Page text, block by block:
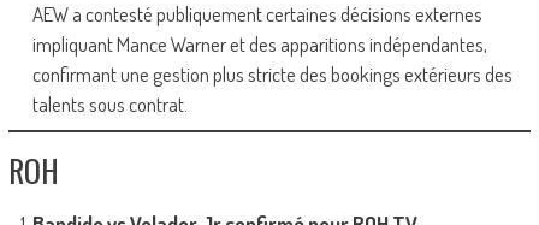
AEW a contesté publiquement certaines décisions externes
impliquant Mance Warner et des apparitions indépendantes,
confirmant une gestion plus stricte des bookings extérieurs des
talents sous contrat.
ROH